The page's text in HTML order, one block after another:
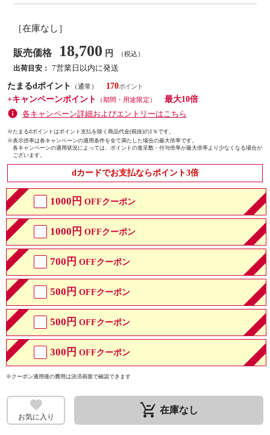
［在庫なし］
販売価格 18,700 円 （税込）
出荷目安： 7営業日以内に発送
たまるdポイント
（通常）
170
+キャンペーンポイント
（期間・用途限定）
最大10倍
各キャンペーン詳細およびエントリーはこちら
※たまるdポイントはポイント支払を除く商品代金(税抜)の1％です。
※表示倍率は各キャンペーンの適用条件を全て満たした場合の最大倍率です。
各キャンペーンの適用状況によっては、ポイントの進呈数・付与倍率が最大倍率より少なくなる場合が
ございます。
dカードでお支払ならポイント3倍
1000円 OFFクーポン
1000円 OFFクーポン
700円 OFFクーポン
500円 OFFクーポン
500円 OFFクーポン
300円 OFFクーポン
※クーポン適用後の費用は決済画面で確認できます
お気に入り remove_shopping_cart 在庫なし